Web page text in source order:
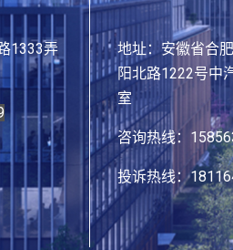
1333弄
地址：安徽省合
阳北路1222号中
室
咨询热线：
投诉热线：